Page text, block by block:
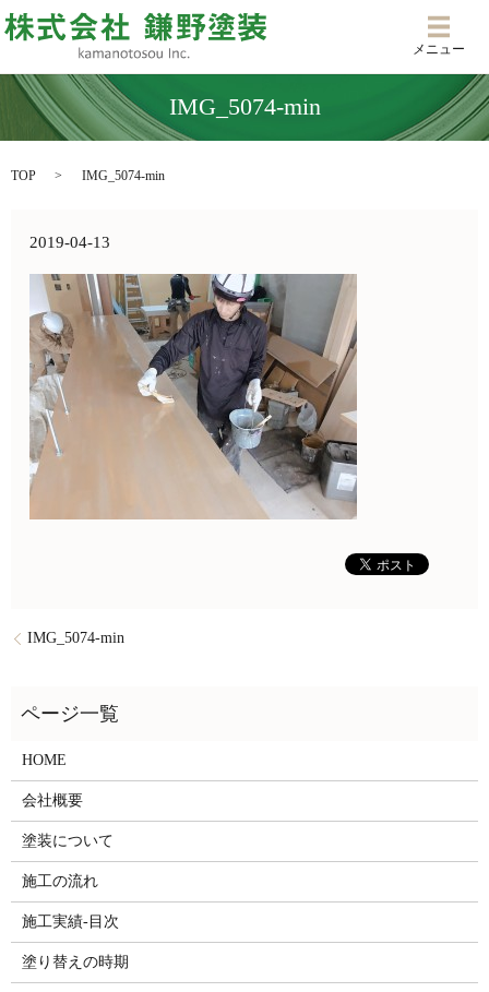
メニ
メニュー
IMG_5074-min
TOP IMG_5074-min
2019-04-13
IMG_5074-min
HOME
会社概要
塗装について
施工の流れ
施工実績-目次
塗り替えの時期